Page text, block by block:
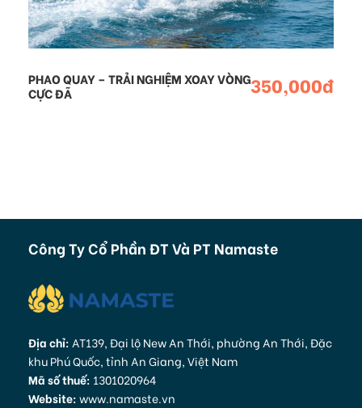
PHAO QUAY – TRẢI NGHIỆM XOAY VÒNG
CỰC ĐÃ
350,000đ
Công Ty Cổ Phần ĐT Và PT Namaste
Địa chỉ: AT139, Đại lộ New An Thới, phường An Thới, Đặc
khu Phú Quốc, tỉnh An Giang, Việt Nam
Mã số thuế: 1301020964
Website:www.namaste.vn